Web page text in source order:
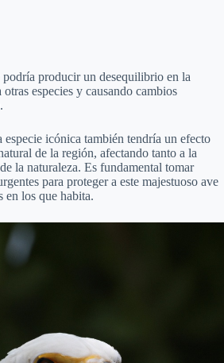
podría producir un desequilibrio en la
especies y causando cambios
especie icónica también tendría un efecto
de la región, afectando tanto a la
la naturaleza. Es fundamental tomar
para proteger a este majestuoso ave
en los que habita.